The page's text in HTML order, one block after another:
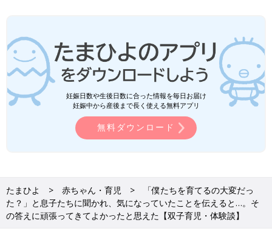
――「恕庵」について教えてください。
榊原 「恕庵」は、名古屋市名東区、守山区、東区、天白区、千
種区などが訪問エリアです。現在スタッフは5人で、私のほか
に、もう1人多胎ママの看護師がいます。
現在は、0～
の子どもがいる10家庭ぐらいの多胎家庭を訪問
看護しています。
訪問看護はいつか卒業するため、私たちは看護計画を立てて、卒
――訪問看護を希望する場合は、どうしたらいいのでしょうか。
榊原 産後、ワンオペ育児になる場合は、妊娠中から医師に相談
して、産後、退院したらすぐに訪問看護を受けられるようにする
妊娠日数や生後日数に合った情報を毎日お届け
妊娠中から産後まで長く使える無料アプリ
無料ダウンロード
たまひよ 赤ちゃん・育児
「僕たちを育てるの大変だっ
た？」と息子たちに聞かれ、気になっていたことを伝えると…。そ
の答えに頑張ってきてよかったと思えた【双子育児・体験談】